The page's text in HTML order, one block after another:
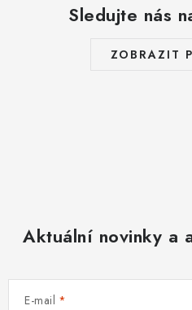
Sledujte nás
ZOBRAZIT
Aktuální novinky a
E-mail